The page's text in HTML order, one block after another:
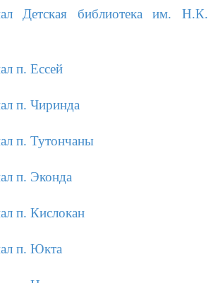
Детская библиотека им. Н.К.
п. Ессей
п. Чиринда
п. Тутончаны
п. Эконда
п. Кислокан
п. Юкта